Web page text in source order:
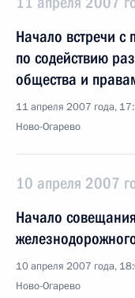
Начало встречи с
по содействию
общества и
11 апреля 2007 года,
Ново-Огарево
10 апреля 2007
Начало
10 апреля 2007 года,
Ново-Огарево